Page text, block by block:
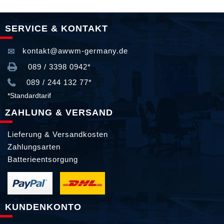
SERVICE & KONTAKT
kontakt@awwm-germany.de
089 / 3398 0942*
089 / 244 132 77*
*Standardtarif
ZAHLUNG & VERSAND
Lieferung & Versandkosten
Zahlungsarten
Batterieentsorgung
KUNDENKONTO